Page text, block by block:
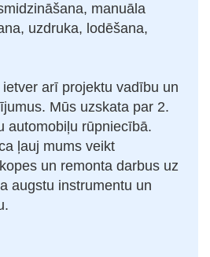
manuāla
uzdruka, lodēšana,
arī projektu vadību un
Mūs uzskata par 2.
automobiļu rūpniecībā.
ļauj mums veikt
un remonta darbus uz
augstu instrumentu un